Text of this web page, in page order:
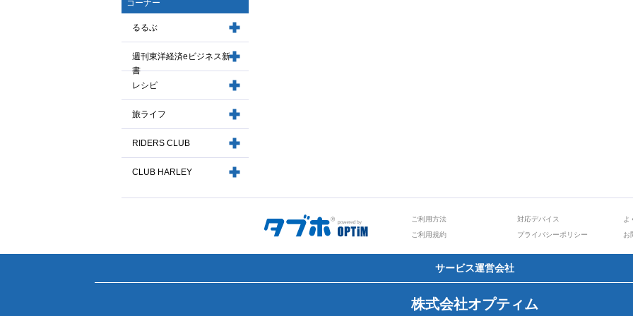
コーナー
るるぶ
週刊東洋経済eビジネス新
書
レシピ
旅ライフ
RIDERS CLUB
CLUB HARLEY
ご利用方法 対応デバイス
よ
ご利用規約
プライバシーポリシー お
サービス運営会社
株式会社オプティム